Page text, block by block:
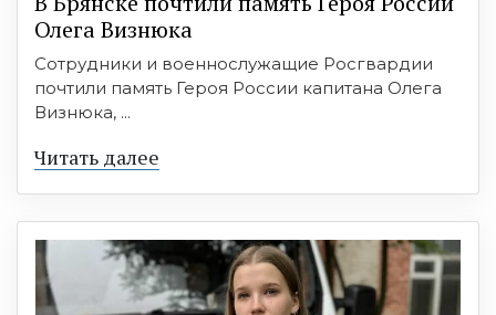
Олега Визнюка
Сотрудники и военнослужащие Росгвардии
почтили память Героя России капитана Олега
Визнюка, ...
Читать далее